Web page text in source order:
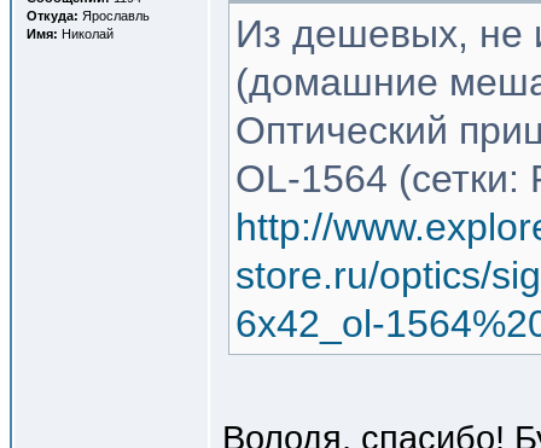
Откуда: Ярославль
Имя: Николай
Из дешевых, не
(домашние
Оптический
OL-1564 (сетки:
http://
store.ru/optics/
6x42_ol-
Володя, спасибо!